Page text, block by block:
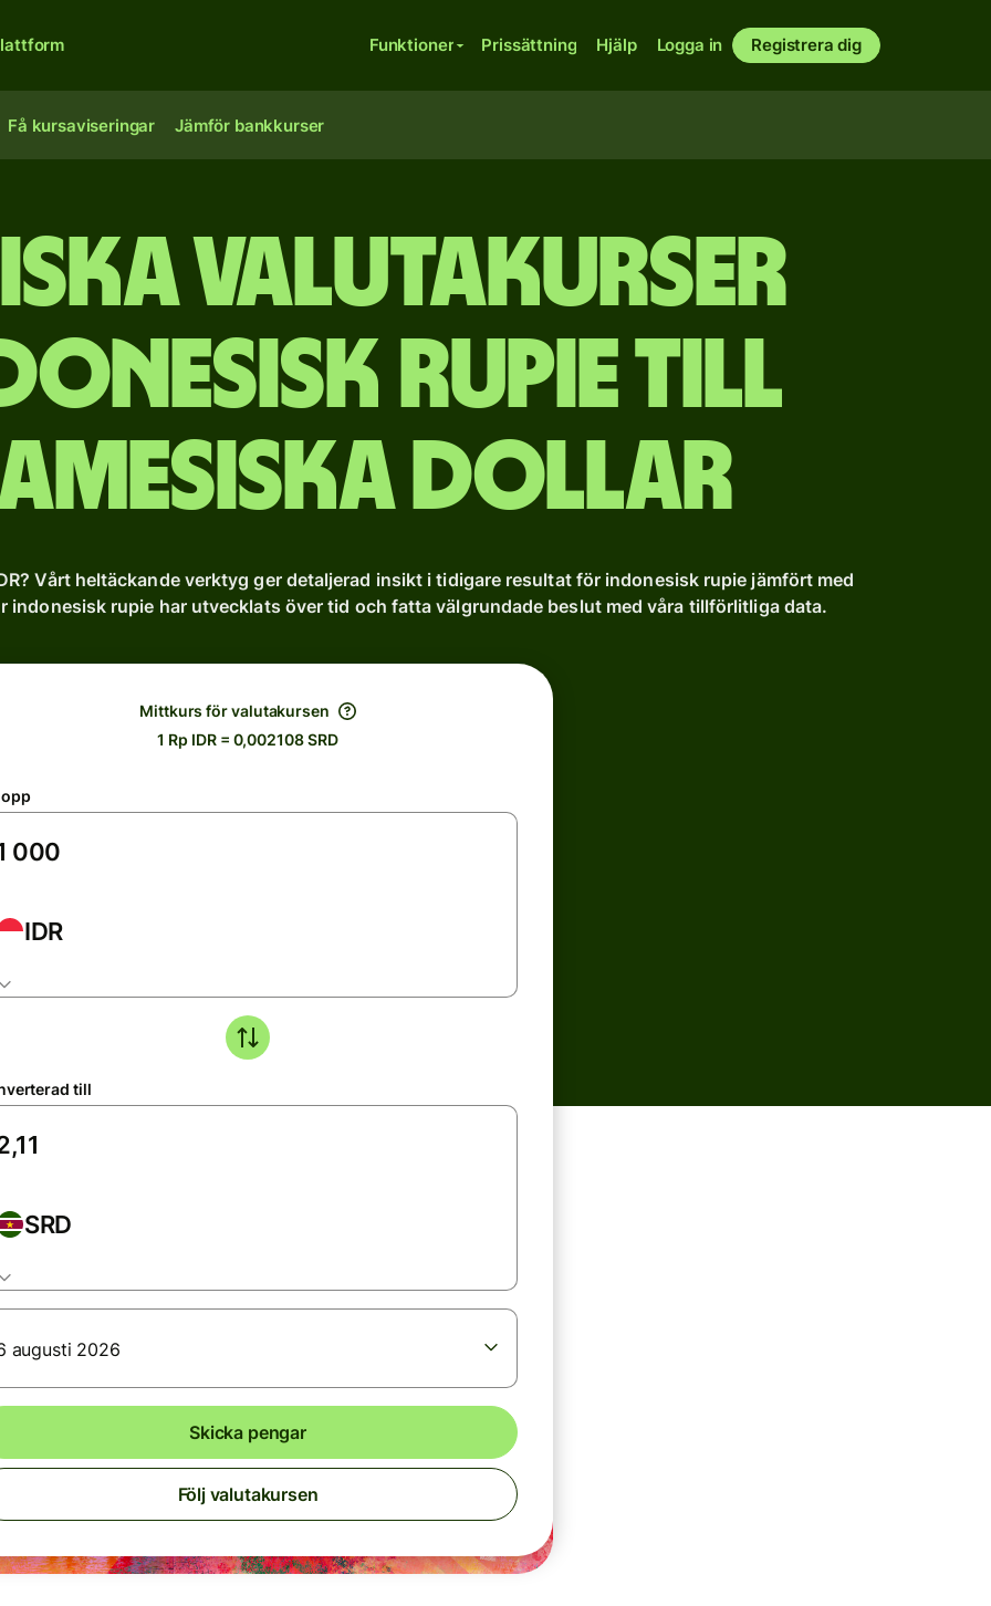
Funktioner Prissättning Hjälp Logga in Registrera dig
Få kursaviseringar Jämför bankkurser
valutakurser
rupie till
dollar
Vårt heltäckande verktyg ger detaljerad insikt i tidigare resultat för indonesisk rupie jämfört med
indonesisk rupie har utvecklats över tid och fatta välgrundade beslut med våra tillförlitliga data.
Mittkurs för valutakursen
1 Rp IDR = 0,002108 SRD
IDR
till
SRD
augusti 2026
Skicka pengar
Följ valutakursen